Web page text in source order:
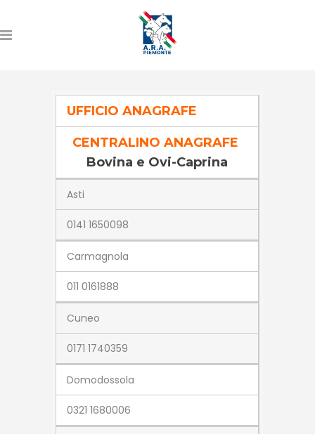
UFFICIO ANAGRAFE
CENTRALINO ANAGRAFE
Bovina e Ovi-Caprina
Asti
0141 1650098
Carmagnola
011 0161888
Cuneo
0171 1740359
Domodossola
0321 1680006